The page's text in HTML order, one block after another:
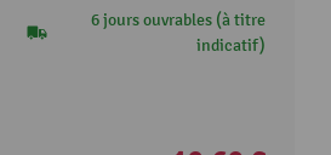
6 jours ouvrables (à titre
indicatif)